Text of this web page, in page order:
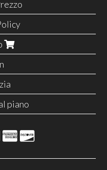
piano